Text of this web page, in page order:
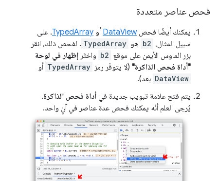
فحص عناصر متعددة
يمكنك أيضًا فحصDataView أو TypedArray. على
سبيل المثال، b2 هو TypedArray . لفحص ذلك، انقر
بزر الماوس الأيمن على موقع b2 واختَر إظهار في لوحة
"أداة فحص الذاكرة" (لا يتوفّر رمز TypedArray أو
DataView بعد).
يتم فتح علامة تبويب جديدة في أداة فحص الذاكرة.
يُرجى العلم أنّه يمكنك فحص عدة عناصر في آنٍ واحد.